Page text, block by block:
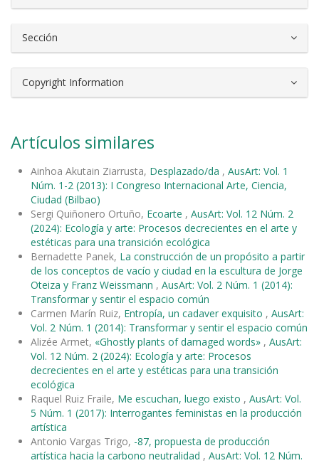
Sección
Copyright Information
Artículos similares
Ainhoa Akutain Ziarrusta, Desplazado/da , AusArt: Vol. 1
Núm. 1-2 (2013): I Congreso Internacional Arte, Ciencia,
Ciudad (Bilbao)
Sergi Quiñonero Ortuño, Ecoarte , AusArt: Vol. 12 Núm. 2
(2024): Ecología y arte: Procesos decrecientes en el arte y
estéticas para una transición ecológica
Bernadette Panek, La construcción de un propósito a partir
de los conceptos de vacío y ciudad en la escultura de Jorge
Oteiza y Franz Weissmann , AusArt: Vol. 2 Núm. 1 (2014):
Transformar y sentir el espacio común
Carmen Marín Ruiz, Entropía, un cadaver exquisito , AusArt:
Vol. 2 Núm. 1 (2014): Transformar y sentir el espacio común
Alizée Armet, «Ghostly plants of damaged words» , AusArt:
Vol. 12 Núm. 2 (2024): Ecología y arte: Procesos
decrecientes en el arte y estéticas para una transición
ecológica
Raquel Ruiz Fraile, Me escuchan, luego existo , AusArt: Vol.
5 Núm. 1 (2017): Interrogantes feministas en la producción
artística
Antonio Vargas Trigo, -87, propuesta de producción
artística hacia la carbono neutralidad , AusArt: Vol. 12 Núm.